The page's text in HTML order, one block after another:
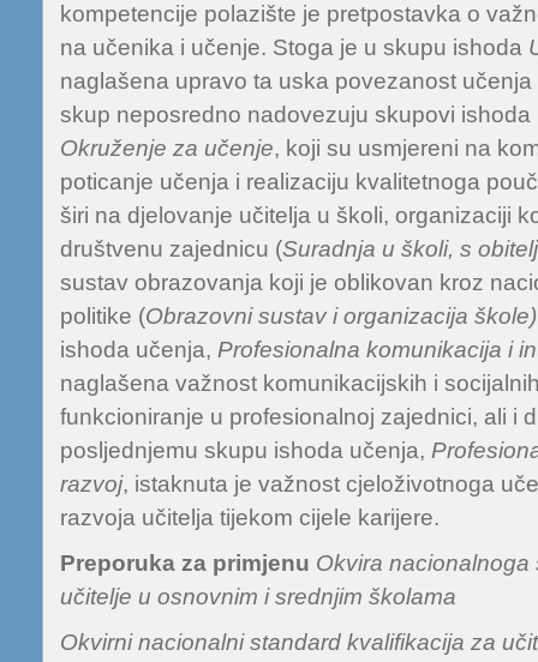
kompetencije polazište je pretpostavka o
na učenika i učenje. Stoga je u skupu ishoda
naglašena upravo ta uska povezanost
skup neposredno nadovezuju skupovi
Okruženje za učenje, koji su usmjereni na
poticanje učenja i realizaciju kvalitetnoga
širi na djelovanje učitelja u školi, organizaciji
društvenu zajednicu (Suradnja u školi, s
sustav obrazovanja koji je oblikovan kroz
politike (Obrazovni sustav i organizacija škole)
ishoda učenja, Profesionalna komunikacija i
naglašena važnost komunikacijskih i
funkcioniranje u profesionalnoj zajednici, ali i
posljednjemu skupu ishoda učenja,
razvoj, istaknuta je važnost cjeloživotnoga
razvoja učitelja tijekom cijele karijere.
Preporuka za primjenu Okvira
učitelje u osnovnim i srednjim školama
Okvirni nacionalni standard kvalifikacija za